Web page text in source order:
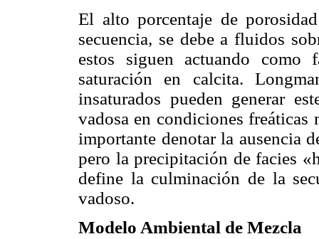
El alto porcentaje de
secuencia, se debe a fluidos
estos siguen actuando como
saturación en calcita.
insaturados pueden generar
vadosa en condiciones freáticas
importante denotar la ausencia
pero la precipitación de facies
define la culminación de la
vadoso.
Modelo Ambiental de Mezcla